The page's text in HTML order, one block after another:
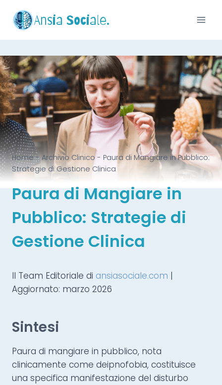
Ansia Sociale.
Home-Archivio Clinico- Paura di Mangiare in Pubblico:
Strategie di Gestione Clinica
Paura di Mangiare in
Pubblico: Strategie di
Gestione Clinica
Il Team Editoriale di ansiasociale.com |
Aggiornato: marzo 2026
Sintesi
Paura di mangiare in pubblico, nota
clinicamente come deipnofobia, costituisce
una specifica manifestazione del disturbo